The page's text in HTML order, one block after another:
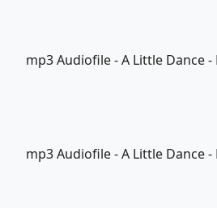
mp3 Audiofile - A Little Dance -
mp3 Audiofile - A Little Dance -